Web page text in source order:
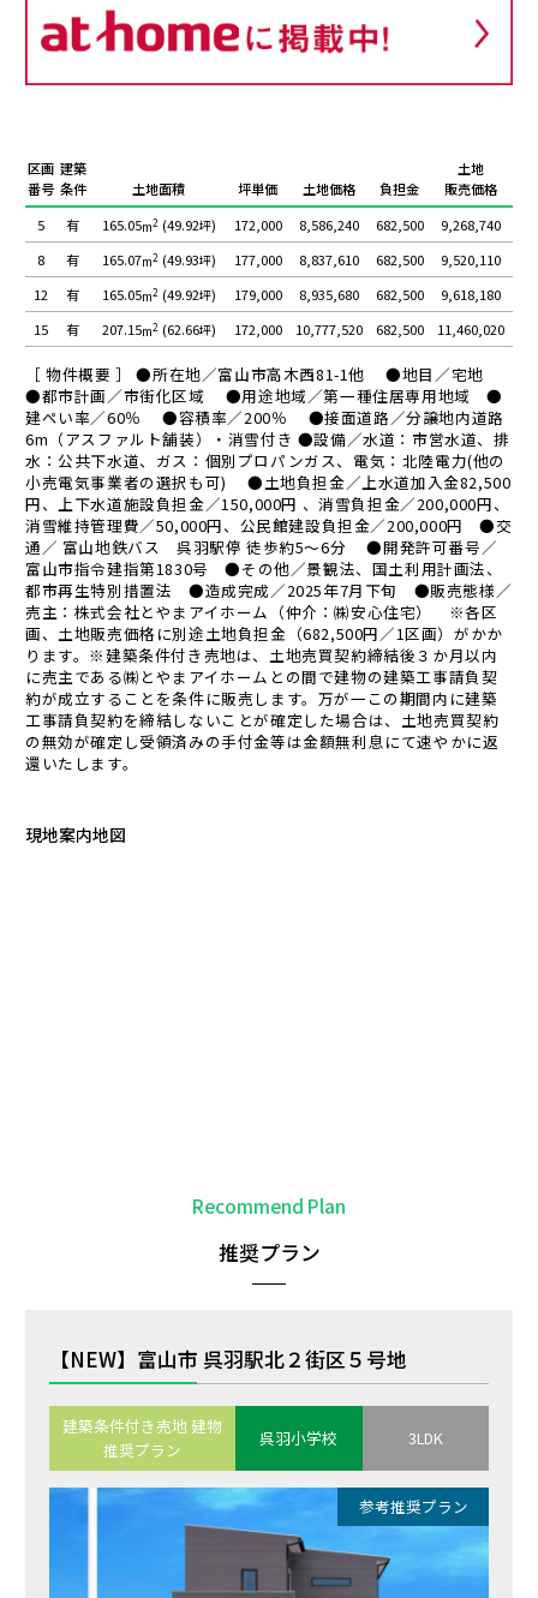
区画
番号
建築
条件
土地面積 坪単価 土地価格 負担金
土地
販売価格
5
有 165.05m2(49.92坪) 172,000 8,586,240 682,500
9,268,740
8
有 165.07m2(49.93坪) 177,000 8,837,610 682,500
9,520,110
12
有 165.05m2(49.92坪) 179,000 8,935,680 682,500
9,618,180
15
有 207.15m2(62.66坪) 172,000 10,777,520 682,500 11,460,020
［ 物件概要 ］ ●所在地／富山市高木西81-1他 ●地目／宅地
●都市計画／市街化区域 ●用途地域／第一種住居専用地域 ●
建ぺい率／60％ ●容積率／200％ ●接面道路／分譲地内道路
6m（アスファルト舗装）・消雪付き ●設備／水道：市営水道、排
水：公共下水道、ガス：個別プロパンガス、電気：北陸電力(他の
小売電気事業者の選択も可) ●土地負担金／上水道加入金82,500
円、上下水道施設負担金／150,000円 、消雪負担金／200,000円、
消雪維持管理費／50,000円、公民館建設負担金／200,000円 ●交
通／ 富山地鉄バス 呉羽駅停 徒歩約5～6分 ●開発許可番号／
富山市指令建指第1830号 ●その他／景観法、国土利用計画法、
都市再生特別措置法 ●造成完成／2025年7月下旬 ●販売態様／
売主：株式会社とやまアイホーム（仲介：㈱安心住宅） ※各区
画、土地販売価格に別途土地負担金（682,500円／1区画）がかか
ります。※建築条件付き売地は、土地売買契約締結後３か月以内
に売主である㈱とやまアイホームとの間で建物の建築工事請負契
約が成立することを条件に販売します。万が一この期間内に建築
工事請負契約を締結しないことが確定した場合は、土地売買契約
の無効が確定し受領済みの手付金等は金額無利息にて速やかに返
還いたします。
現地案内地図
Recommend Plan
推奨プラン
【NEW】富山市 呉羽駅北２街区５号地
建築条件付き売地 建物
推奨プラン
呉羽小学校 3LDK
参考推奨プラン